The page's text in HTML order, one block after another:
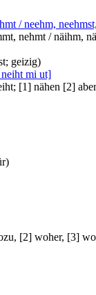
/ neehm,
nehmt / näihm,
geizig)
mi ut]
[1] nähen [2]
[2] woher, [3]